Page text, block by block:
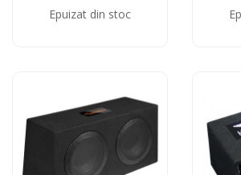
Epuizat din stoc